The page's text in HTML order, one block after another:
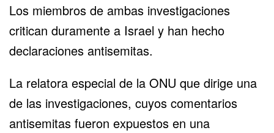
Los miembros de ambas investigaciones
critican duramente a Israel y han hecho
declaraciones antisemitas.
La relatora especial de la ONU que dirige una
de las investigaciones, cuyos comentarios
antisemitas fueron expuestos en una